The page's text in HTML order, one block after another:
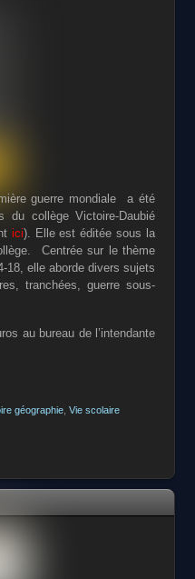
guerre mondiale a été
du collège Victoire-Daubié
ici). Elle est éditée sous la
Centrée sur le thème
18, elle aborde divers sujets
tranchées, guerre sous-
au bureau de l’intendante
géographie, Vie scolaire